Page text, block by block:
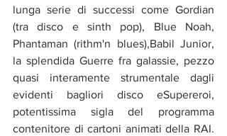
lunga serie di successi come Gordian
(tra disco e sinth pop), Blue Noah,
Phantaman (rithm'n blues),Babil Junior,
la splendida Guerre fra galassie, pezzo
quasi interamente strumentale dagli
evidenti bagliori disco eSupereroi,
potentissima sigla del programma
contenitore di cartoni animati della RAI.